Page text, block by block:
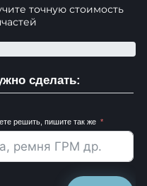
точную стоимость
сделать:
решить, пишите так же